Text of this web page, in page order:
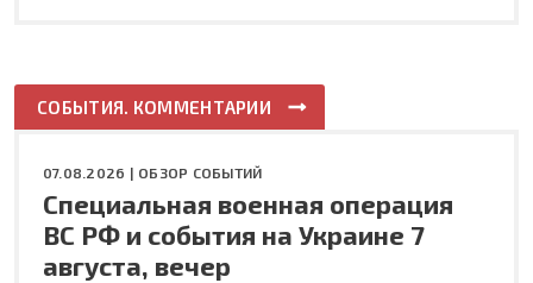
СОБЫТИЯ. КОММЕНТАРИИ
07.08.2026 | ОБЗОР СОБЫТИЙ
Специальная военная операция
ВС РФ и события на Украине 7
августа, вечер